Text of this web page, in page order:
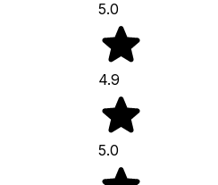
5.0
4.9
5.0